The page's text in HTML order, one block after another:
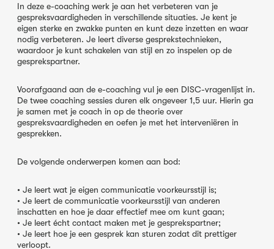
In deze e-coaching werk je aan het verbeteren van je
gespreksvaardigheden in verschillende situaties. Je kent je
eigen sterke en zwakke punten en kunt deze inzetten en waar
nodig verbeteren. Je leert diverse gesprekstechnieken,
waardoor je kunt schakelen van stijl en zo inspelen op de
gesprekspartner.
Voorafgaand aan de e-coaching vul je een DISC-vragenlijst in.
De twee coaching sessies duren elk ongeveer 1,5 uur. Hierin ga
je samen met je coach in op de theorie over
gespreksvaardigheden en oefen je met het interveniëren in
gesprekken.
De volgende onderwerpen komen aan bod:
• Je leert wat je eigen communicatie voorkeursstijl is;
• Je leert de communicatie voorkeursstijl van anderen
inschatten en hoe je daar effectief mee om kunt gaan;
• Je leert écht contact maken met je gesprekspartner;
• Je leert hoe je een gesprek kan sturen zodat dit prettiger
verloopt.